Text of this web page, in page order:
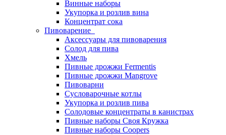
Винные наборы
Укупорка и розлив вина
Концентрат сока
Пивоварение
Аксессуары для пивоварения
Солод для пива
Хмель
Пивные дрожжи Fermentis
Пивные дрожжи Mangrove
Пивоварни
Сусловарочные котлы
Укупорка и розлив пива
Солодовые концентраты в канистрах
Пивные наборы Своя Кружка
Пивные наборы Coopers